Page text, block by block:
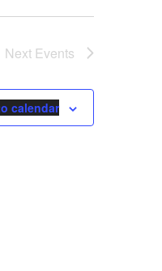
Next Events
calendar